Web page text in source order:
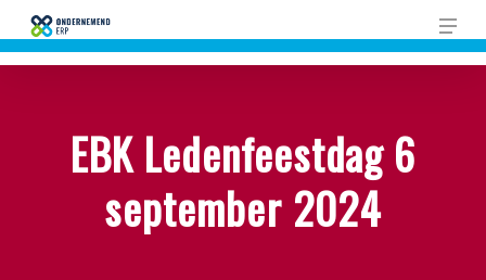
Skip
to
EBK Ledenfeestdag 6
september 2024